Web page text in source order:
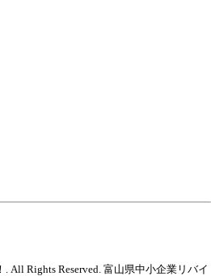
All Rights Reserved. 富山県中小企業リバイ